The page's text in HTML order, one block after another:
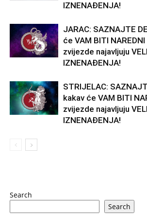
IZNENAĐENJA!
JARAC: SAZNAJTE
će VAM BITI NAREDNI
zvijezde najavljuju
IZNENAĐENJA!
STRIJELAC:
kakav će VAM BITI
zvijezde najavljuju
IZNENAĐENJA!
Search
Search